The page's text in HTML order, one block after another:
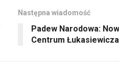
Następna wiadomość
Padew Narodowa:
Centrum